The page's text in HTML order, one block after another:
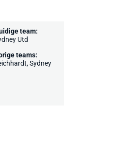
team:
Utd
teams:
Sydney